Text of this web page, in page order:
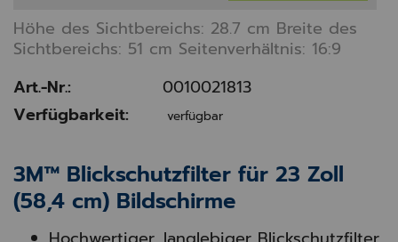
Höhe des Sichtbereichs: 28.7 cm Breite des
Sichtbereichs: 51 cm Seitenverhältnis: 16:9
Art.-Nr.:
0010021813
Verfügbarkeit:
verfügbar
3M™ Blickschutzfilter für 23 Zoll
(58,4 cm) Bildschirme